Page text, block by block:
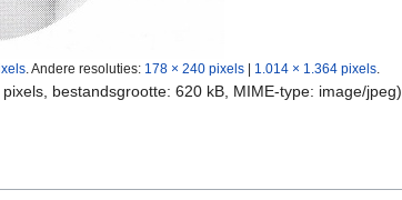
Andere resoluties: 178 × 240 pixels 1.014 × 1.364 pixels
bestandsgrootte: 620 kB, MIME-type: image/jpeg)